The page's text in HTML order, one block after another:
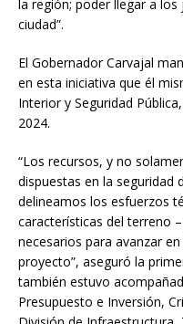
la región; poder llegar a
ciudad”.
El Gobernador Carvajal
en esta iniciativa que él
Interior y Seguridad
2024.
“Los recursos, y no
dispuestas en la seguridad
delineamos los esfuerzos
características del terreno
necesarios para avanzar
proyecto”, aseguró la
también estuvo
Presupuesto e Inversión,